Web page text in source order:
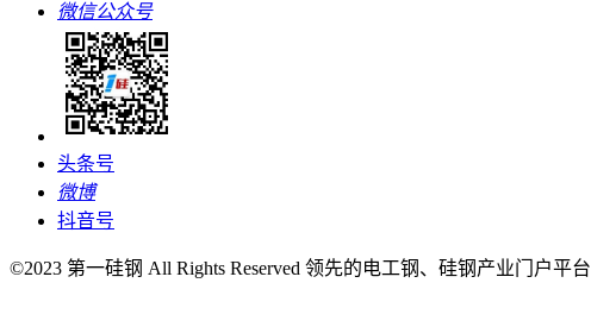
微信公众号
头条号
微博
抖音号
©2023 第一硅钢 All Rights Reserved 领先的电工钢、硅钢产业门户平台